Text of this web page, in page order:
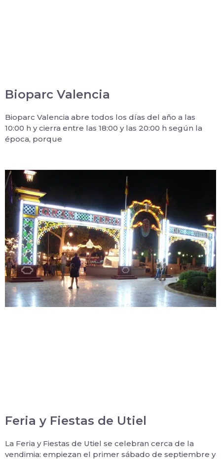
Bioparc Valencia
Bioparc Valencia abre todos los días del año a las
10:00 h y cierra entre las 18:00 y las 20:00 h según la
época, porque
Feria y Fiestas de Utiel
La Feria y Fiestas de Utiel se celebran cerca de la
vendimia: empiezan el primer sábado de septiembre y